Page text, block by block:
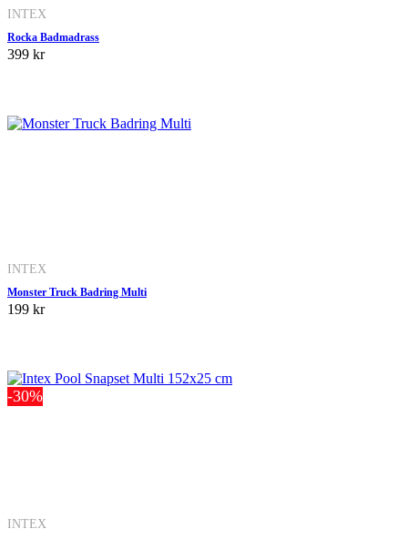
INTEX
Rocka Badmadrass
399 kr
INTEX
Monster Truck Badring Multi
199 kr
-30%
INTEX